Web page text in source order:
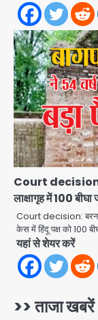
Court decision:
लाक्षागृह में 100
Court decision:
केस में हिंदू पक्ष को 100
यहां से शेयर करें
>> ताजा खबरें
3
4